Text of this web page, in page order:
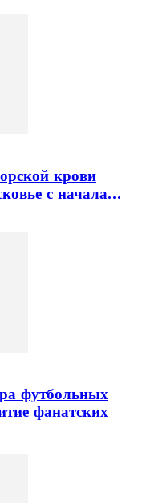
крови
с начала…
футбольных
фанатских